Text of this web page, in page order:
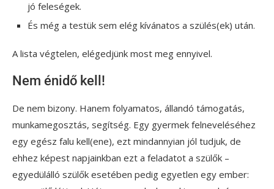
jó feleségek.
És még a testük sem elég kívánatos a szülés(ek) után.
A lista végtelen, elégedjünk most meg ennyivel.
Nem énidő kell!
De nem bizony. Hanem folyamatos, állandó támogatás,
munkamegosztás, segítség. Egy gyermek felneveléséhez
egy egész falu kell(ene), ezt mindannyian jól tudjuk, de
ehhez képest napjainkban ezt a feladatot a szülők –
egyedülálló szülők esetében pedig egyetlen egy ember: